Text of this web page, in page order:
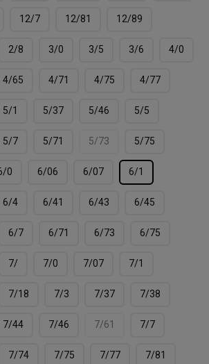
12/7 12/81 12/89
2/8 3/0 3/5 3/6 4/0
4/65 4/71 4/75 4/77
5/1 5/37 5/46 5/5
5/7 5/71 5/73 5/75
0 6/06 6/07 6/1
6/4 6/41 6/43 6/45
6/7 6/71 6/73 6/75
7/ 7/0 7/07 7/1
7/18 7/3 7/37 7/38
7/44 7/46 7/61 7/7
7/74 7/75 7/77 7/81